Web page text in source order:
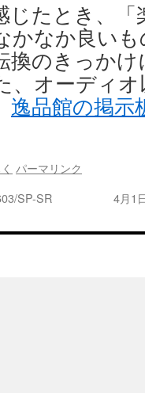
じたとき、
かなか良い
換のきっか
、オーディ
逸品館の掲示
パーマリンク
SP-SR 4月1